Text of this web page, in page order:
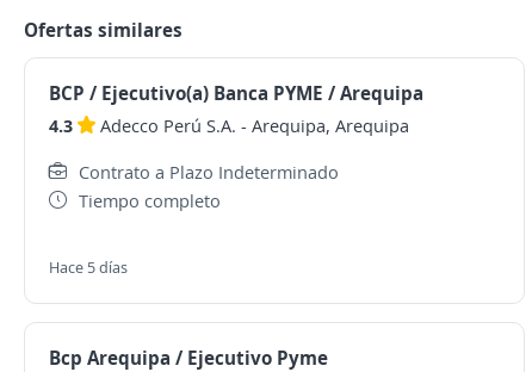
Ofertas similares
BCP / Ejecutivo(a) Banca PYME / Arequipa
4.3 Adecco Perú S.A. - Arequipa, Arequipa
Contrato a Plazo Indeterminado
Tiempo completo
Hace 5 días
Bcp Arequipa / Ejecutivo Pyme